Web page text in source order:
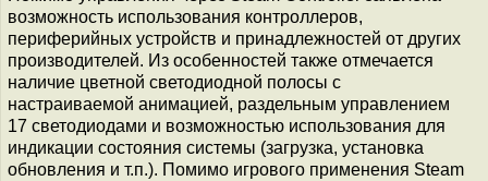
возможность использования контроллеров,
периферийных устройств и принадлежностей от других
производителей. Из особенностей также отмечается
наличие цветной светодиодной полосы с
настраиваемой анимацией, раздельным управлением
17 светодиодами и возможностью использования для
индикации состояния системы (загрузка, установка
обновления и т.п.). Помимо игрового применения Steam